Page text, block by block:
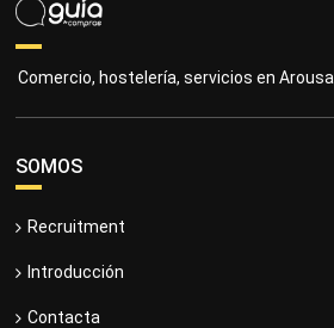
Comercio, hostelería, servicios en Arousa
SOMOS
Recruitment
Introducción
Contacta